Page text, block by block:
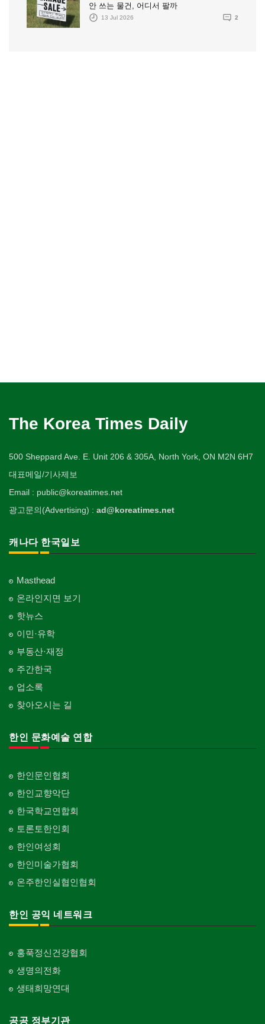
안 쓰는 물건, 어디서 팔까
13 Jul 2026 2
The Korea Times Daily
500 Sheppard Ave. E. Unit 206 & 305A, North York, ON M2N 6H7
대표메일/기사제보
Email : public@koreatimes.net
광고문의(Advertising) : ad@koreatimes.net
캐나다 한국일보
Masthead
온라인지면 보기
핫뉴스
이민·유학
부동산·재정
주간한국
업소록
찾아오시는 길
한인 문화예술 연합
한인문인협회
한인교향악단
한국학교연합회
토론토한인회
한인여성회
한인미술가협회
온주한인실협인협회
한인 공익 네트워크
홍푹정신건강협회
생명의전화
생태희망연대
공공 정부기관